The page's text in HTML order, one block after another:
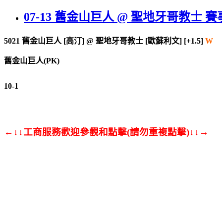
07-13 舊金山巨人 @ 聖地牙哥教士 賽
5021 舊金山巨人 [高汀] @ 聖地牙哥教士 [歐蘇利文] [+1.5] W
舊金山巨人(PK)
10-1
←↓↓工商服務歡迎參觀和點擊(請勿重複點擊)↓↓→